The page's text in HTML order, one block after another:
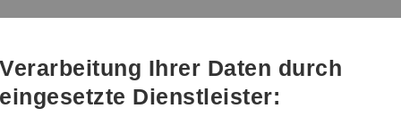
Direkt
Direkt
Direkt
(Sprache,
Drucken,
Social
Direkt
Direkt
Verarbeitung Ihrer Daten durch
eingesetzte Dienstleister: